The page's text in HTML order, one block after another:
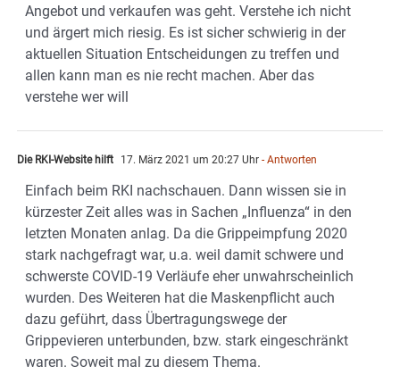
Angebot und verkaufen was geht. Verstehe ich nicht
und ärgert mich riesig. Es ist sicher schwierig in der
aktuellen Situation Entscheidungen zu treffen und
allen kann man es nie recht machen. Aber das
verstehe wer will
Die RKI-Website hilft 17. März 2021 um 20:27 Uhr - Antworten
Einfach beim RKI nachschauen. Dann wissen sie in
kürzester Zeit alles was in Sachen „Influenza“ in den
letzten Monaten anlag. Da die Grippeimpfung 2020
stark nachgefragt war, u.a. weil damit schwere und
schwerste COVID-19 Verläufe eher unwahrscheinlich
wurden. Des Weiteren hat die Maskenpflicht auch
dazu geführt, dass Übertragungswege der
Grippevieren unterbunden, bzw. stark eingeschränkt
waren. Soweit mal zu diesem Thema.